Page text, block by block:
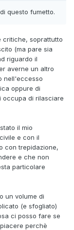
questo fumetto.
critiche, soprattutto
(ma pare sia
riguardo il
averne un altro
nell'eccesso
oppure di
occupa di rilasciare
il mio
e con il
con trepidazione,
e che non
particolare
un volume di
(e sfogliato)
ci posso fare se
perchè